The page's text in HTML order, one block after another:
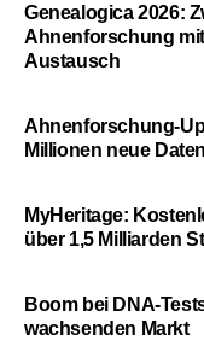
Genealogica 2026:
Ahnenforschung
Austausch
Ahnenforschung-
Millionen neue
MyHeritage:
über 1,5 Milliarden
Boom bei DNA-
wachsenden Markt